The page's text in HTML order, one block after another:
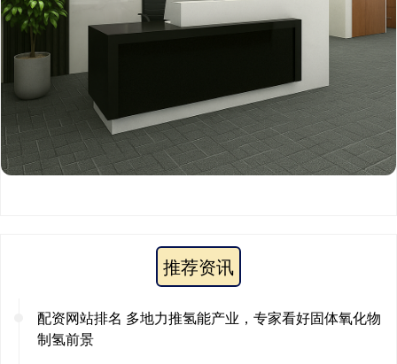
推荐资讯
配资网站排名 多地力推氢能产业，专家看好固体氧化物
制氢前景